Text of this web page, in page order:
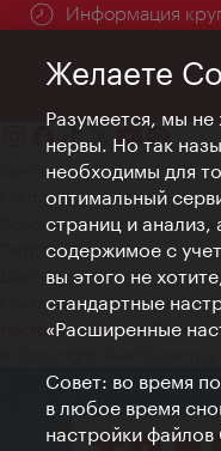
Информация
Контакт
Credits
Положение о
Terms of Use
Доступность
Контакты для прессы
Настройки файлов Cookie
Желаете
Разумеется, мы не
нервы. Но так
необходимы для
оптимальный
страниц и анализ,
содержимое с
вы этого не
стандартные
«Расширенные
Совет: во время
в любое время
настройки